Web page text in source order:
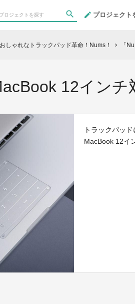
プロジェクト
おしゃれなトラックパッド革命！Nums！ chevron_right 「
12インチ
トラックパッ
MacBook 12イ